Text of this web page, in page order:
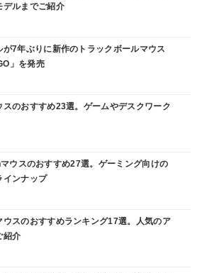
デルまでご紹介
が7年ぶりに新作のトラックボールマウス
」を発売
スのおすすめ23選。ゲームやデスクワーク
ウスのおすすめ27選。ゲーミング向けの
インナップ
ウスのおすすめランキング17選。人気のア
紹介